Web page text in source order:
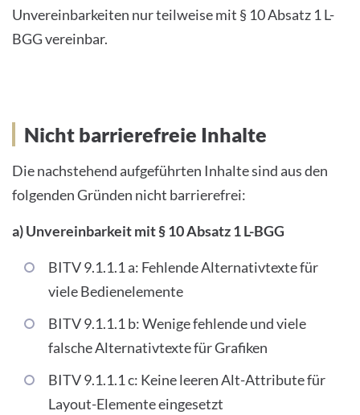
Unvereinbarkeiten nur teilweise mit § 10 Absatz 1 L-
BGG vereinbar.
Nicht barrierefreie Inhalte
Die nachstehend aufgeführten Inhalte sind aus den
folgenden Gründen nicht barrierefrei:
a) Unvereinbarkeit mit § 10 Absatz 1 L-BGG
BITV 9.1.1.1 a: Fehlende Alternativtexte für
viele Bedienelemente
BITV 9.1.1.1 b: Wenige fehlende und viele
falsche Alternativtexte für Grafiken
BITV 9.1.1.1 c: Keine leeren Alt-Attribute für
Layout-Elemente eingesetzt